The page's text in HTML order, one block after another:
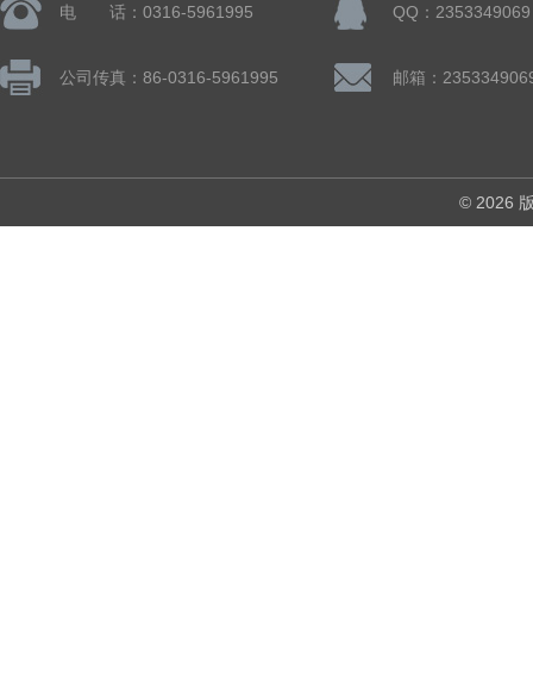
电 话：0316-5961995 QQ：2353349069
公司传真：86-0316-5961995 邮箱：
© 2026